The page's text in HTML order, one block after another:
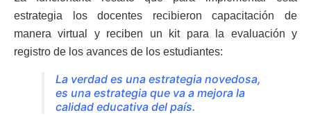
estrategia los docentes recibieron capacitación de
manera virtual y reciben un kit para la evaluación y
registro de los avances de los estudiantes:
La verdad es una estrategia novedosa,
es una estrategia que va a mejora la
calidad educativa del país.